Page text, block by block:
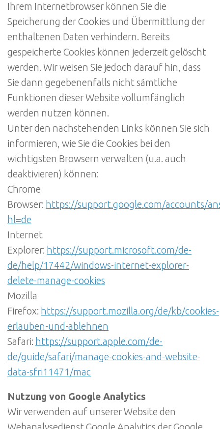
Ihrem Internetbrowser können Sie die
Speicherung der Cookies und Übermittlung der
enthaltenen Daten verhindern. Bereits
gespeicherte Cookies können jederzeit gelöscht
werden. Wir weisen Sie jedoch darauf hin, dass
Sie dann gegebenenfalls nicht sämtliche
Funktionen dieser Website vollumfänglich
werden nutzen können.
Unter den nachstehenden Links können Sie sich
informieren, wie Sie die Cookies bei den
wichtigsten Browsern verwalten (u.a. auch
deaktivieren) können:
Chrome
Browser: https://support.google.com/accounts/
hl=de
Internet
Explorer: https://support.microsoft.com/de-
de/help/17442/windows-internet-explorer-
delete-manage-cookies
Mozilla
Firefox: https://support.mozilla.org/de/kb/cookies-
erlauben-und-ablehnen
Safari: https://support.apple.com/de-
de/guide/safari/manage-cookies-and-website-
data-sfri11471/mac
Nutzung von Google Analytics
Wir verwenden auf unserer Website den